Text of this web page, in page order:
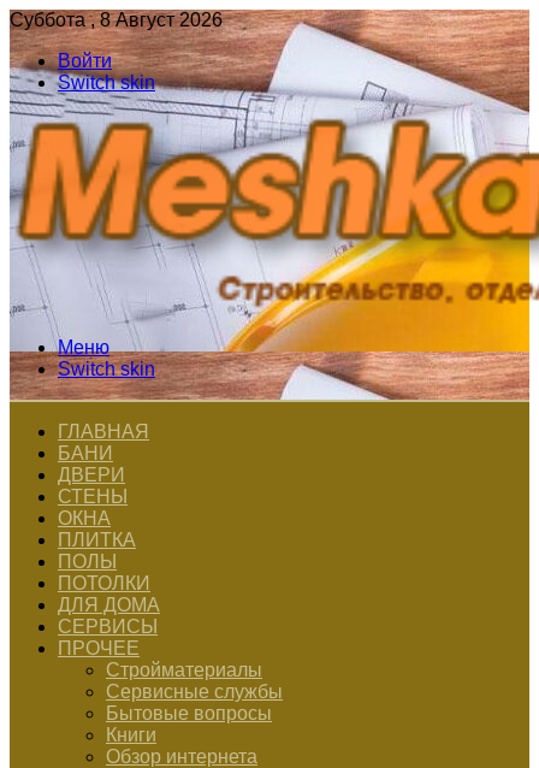
Суббота , 8 Август 2026
Войти
Switch skin
Меню
Switch skin
ГЛАВНАЯ
БАНИ
ДВЕРИ
СТЕНЫ
ОКНА
ПЛИТКА
ПОЛЫ
ПОТОЛКИ
ДЛЯ ДОМА
СЕРВИСЫ
ПРОЧЕЕ
Стройматериалы
Сервисные службы
Бытовые вопросы
Книги
Обзор интернета